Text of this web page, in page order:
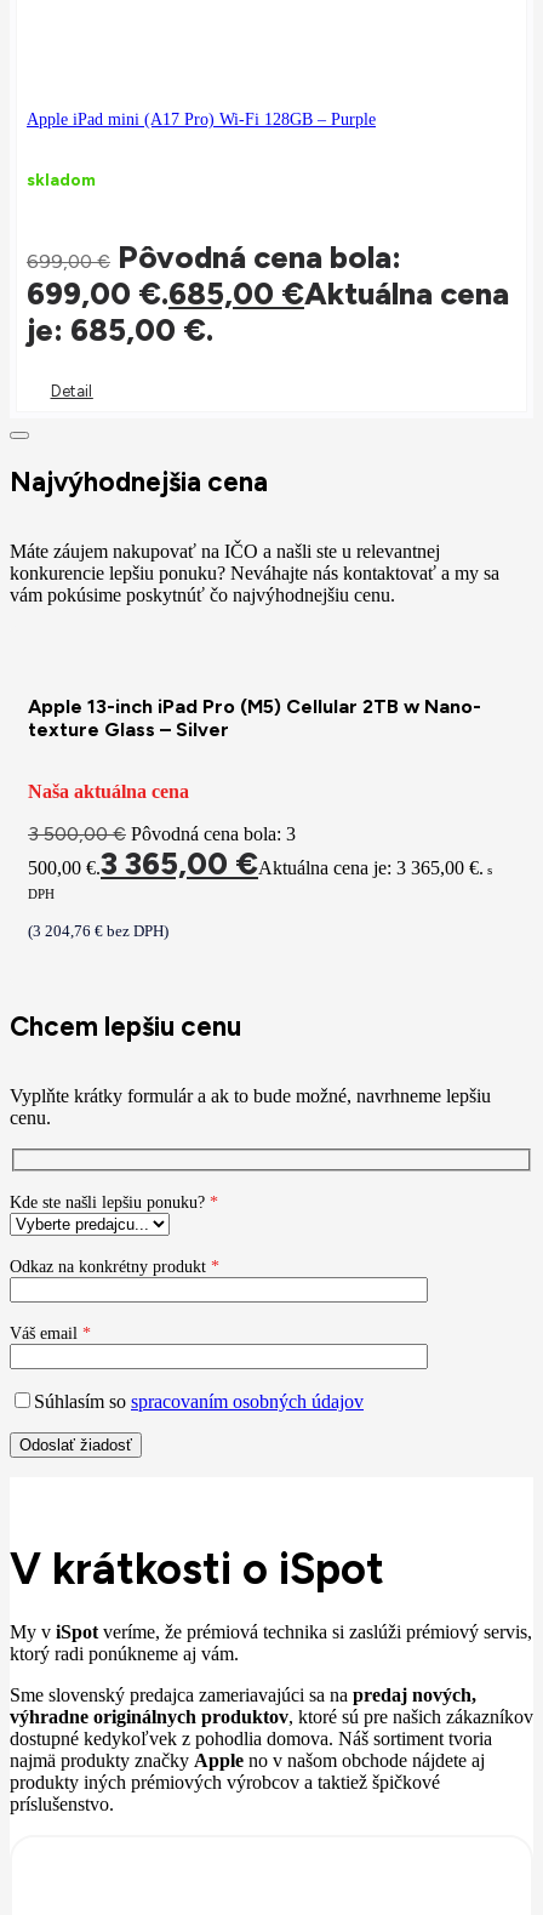
Apple iPad mini (A17 Pro) Wi-Fi 128GB – Purple
skladom
699,00€ Pôvodná cena bola:
699,00 €.685,00 €Aktuálna cena
je: 685,00 €.
Detail
Najvýhodnejšia cena
Máte záujem nakupovať na IČO a našli ste u relevantnej
konkurencie lepšiu ponuku? Neváhajte nás kontaktovať a my sa
vám pokúsime poskytnúť čo najvýhodnejšiu cenu.
Apple 13-inch iPad Pro (M5) Cellular 2TB w Nano-
texture Glass – Silver
Naša aktuálna cena
3 500,00€ Pôvodná cena bola: 3
500,00 €.3 365,00 €Aktuálna cena je: 3 365,00 €. s
DPH
(3 204,76 € bez DPH)
Chcem lepšiu cenu
Vyplňte krátky formulár a ak to bude možné, navrhneme lepšiu
cenu.
Kde ste našli lepšiu ponuku? *
Odkaz na konkrétny produkt *
Váš email *
Súhlasím so spracovaním osobných údajov
V krátkosti o iSpot
My v iSpot veríme, že prémiová technika si zaslúži prémiový servis,
ktorý radi ponúkneme aj vám.
Sme slovenský predajca zameriavajúci sa na predaj nových,
výhradne originálnych produktov, ktoré sú pre našich zákazníkov
dostupné kedykoľvek z pohodlia domova. Náš sortiment tvoria
najmä produkty značky Apple no v našom obchode nájdete aj
produkty iných prémiových výrobcov a taktiež špičkové
príslušenstvo.